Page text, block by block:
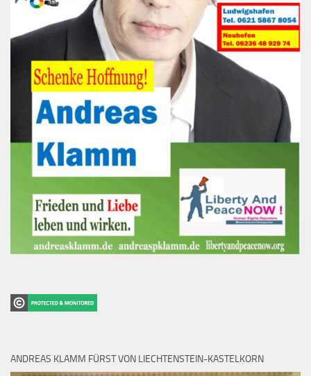
ANDREAS KLAMM FÜRST VON LIECHTENSTEIN-KASTELKORN